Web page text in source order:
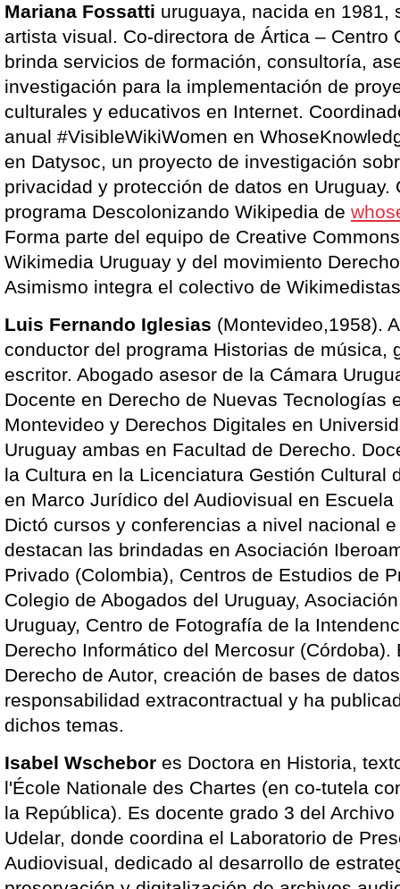
Mariana Fossatti uruguaya, nacida en 1981,
artista visual. Co-directora de Ártica – Centro
brinda servicios de formación, consultoría,
investigación para la implementación de
culturales y educativos en Internet.
anual #VisibleWikiWomen en
en Datysoc, un proyecto de investigación
privacidad y protección de datos en Uruguay.
programa Descolonizando Wikipedia de
Forma parte del equipo de Creative
Wikimedia Uruguay y del movimiento
Asimismo integra el colectivo de
Luis Fernando Iglesias (Montevideo,1958).
conductor del programa Historias de música,
escritor. Abogado asesor de la Cámara
Docente en Derecho de Nuevas Tecnologías
Montevideo y Derechos Digitales en
Uruguay ambas en Facultad de Derecho.
la Cultura en la Licenciatura Gestión Cultural
en Marco Jurídico del Audiovisual en Escuela
Dictó cursos y conferencias a nivel nacional
destacan las brindadas en Asociación
Privado (Colombia), Centros de Estudios de
Colegio de Abogados del Uruguay,
Uruguay, Centro de Fotografía de la
Derecho Informático del Mercosur (Córdoba).
Derecho de Autor, creación de bases de
responsabilidad extracontractual y ha
dichos temas.
Isabel Wschebor es Doctora en Historia,
l'École Nationale des Chartes (en co-tutela
la República). Es docente grado 3 del
Udelar, donde coordina el Laboratorio de
Audiovisual, dedicado al desarrollo de